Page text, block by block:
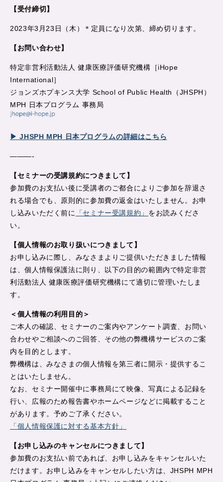
【受付締切】
2023年3月23日（木）＊定員になり次第、締め切ります。
【お問い合わせ】
特定非営利活動法人 健康医療評価研究機構［iHope
International］
ジョンズホプキンス大学 School of Public Health（JHSPH）
MPH 日本プログラム 事務局
▶ JHSPH MPH 日本プログラムの詳細はこちら
———-
【セミナーの受講規約につきまして】
参加費のお支払い後に受講者のご都合によりご参加を辞退さ
れる場合でも、原則的に参加費の返金はいたしません。お申
し込みいただく前に
「セミナー受講規約」 をお読みくださ
い。
【個人情報のお取り扱いにつきまして】
お申し込みに際し、みなさまよりご提供いただきました情報
は、個人情報保護法に則り、以下の目的の範囲内で特定非営
利活動法人 健康医療評価研究機構にて適切に管理いたしま
す。
＜個人情報の利用目的＞
ご本人の確認、セミナーのご案内やアンケート調査、お問い
合わせやご相談へのご回答、その他の弊機構サービスのご案
内を目的とします。
弊機構は、みなさまの個人情報を第三者に開示・提供するこ
とはいたしません。
なお、セミナー開催中に事務局にて映像、写真による記録を
行い、広報のため報告書やホームページなどに掲載すること
があります。予めご了承ください。
「個人情報保護に対する基本方針」
【お申し込みのキャンセルにつきまして】
参加費のお支払い前であれば、お申し込みをキャンセルいた
だけます。お申し込みをキャンセルしたい方は、JHSPH MPH